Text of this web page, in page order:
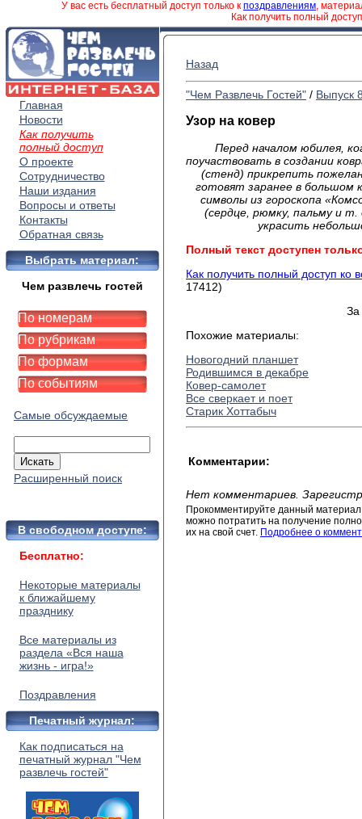
У вас есть бесплатный доступ только к поздравлениям,
Как получить полный
Главная
Новости
Как получить
полный доступ
О проекте
Сотрудничество
Наши издания
Вопросы и ответы
Контакты
Обратная связь
Выбрать материал:
Чем развлечь гостей
По номерам
По рубрикам
По формам
По событиям
Самые обсуждаемые
Расширенный поиск
В свободном доступе:
Бесплатно:
Некоторые материалы
к ближайшему
празднику
Все материалы из
раздела «Вся наша
жизнь - игра!»
Поздравления
Печатный журнал:
Как подписаться на
печатный журнал "Чем
развлечь гостей"
Назад
"Чем Развлечь Гостей" / Выпуск
Узор на ковер
Перед началом юбилея,
поучаствовать в создании
(стенд) прикрепить
готовят заранее в большом
символы из гороскопа
(сердце, рюмку, пальму и
украсить
Полный текст доступен
Как получить полный доступ ко
17412)
За
Похожие материалы:
Новогодний планшет
Родившимся в декабре
Ковер-самолет
Все сверкает и поет
Старик Хоттабыч
Комментарии:
Нет комментариев.
Прокомментируйте данный
можно потратить на получение
их на свой счет. Подробнее о